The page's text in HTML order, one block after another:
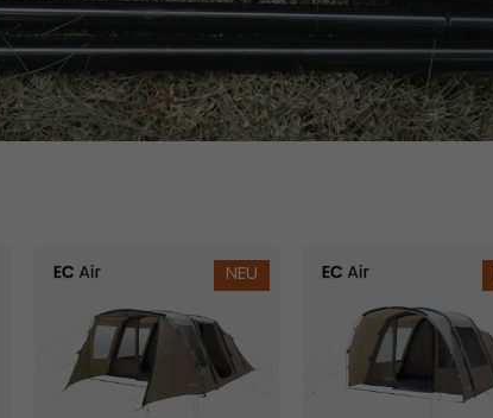
Kullen 6 Air
NEU
Brimnes 5 Air